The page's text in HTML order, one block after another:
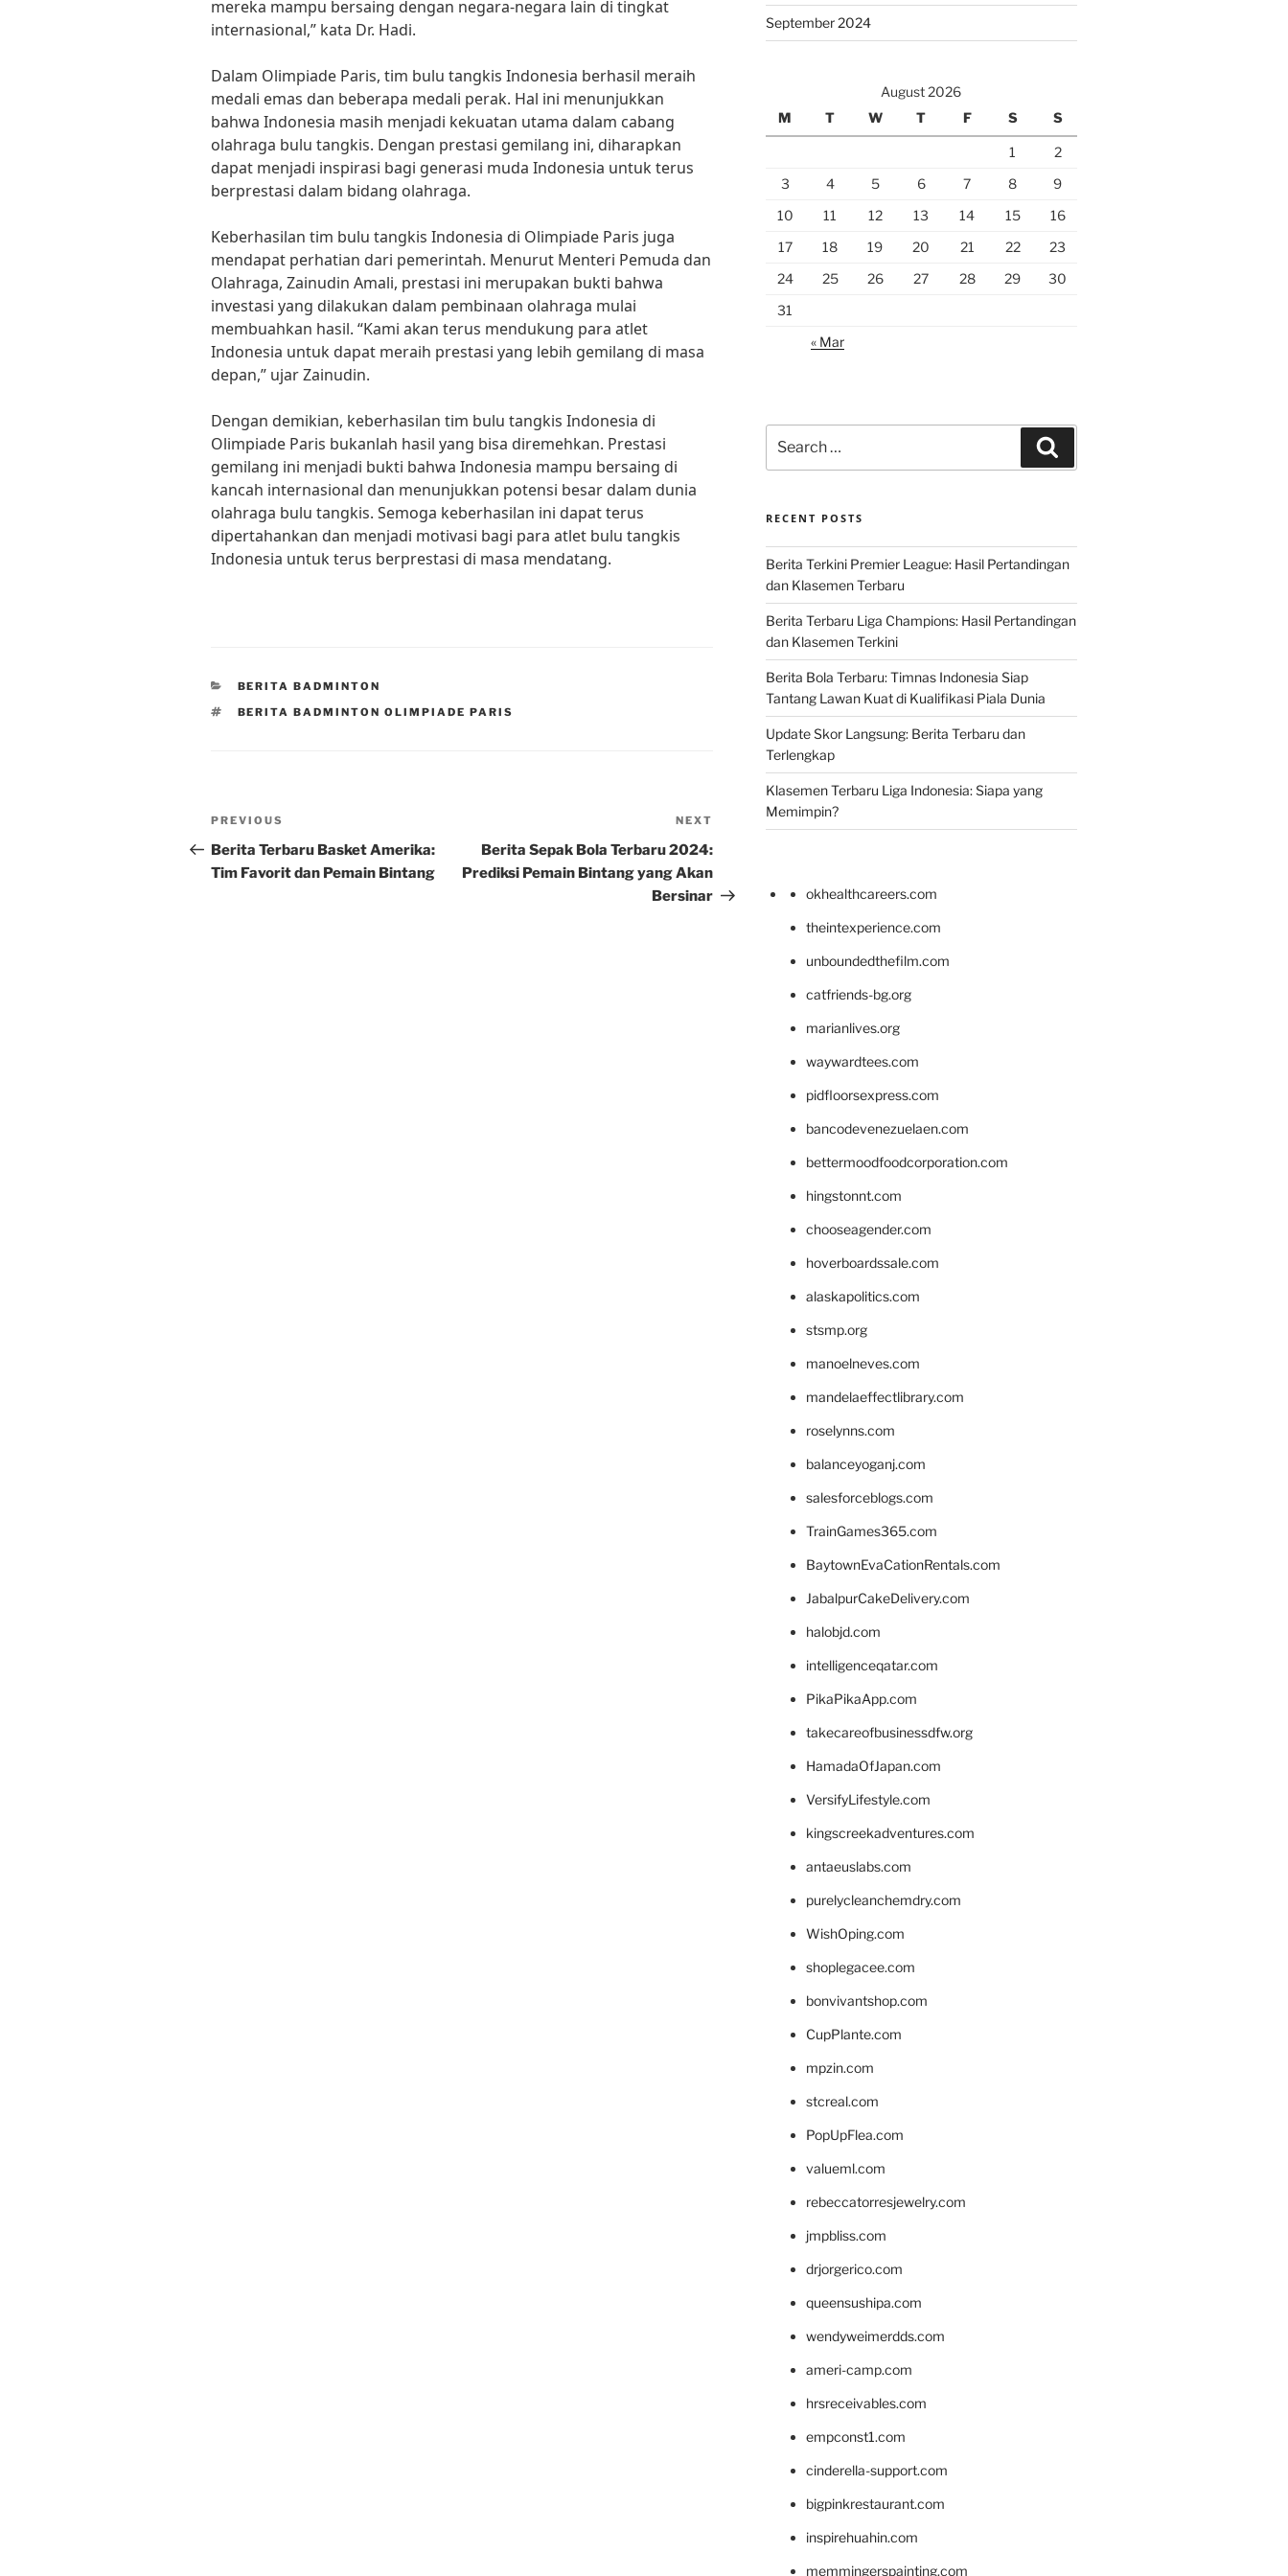
mereka mampu bersaing dengan negara-negara lain di tingkat
internasional,” kata Dr. Hadi.
Dalam Olimpiade Paris, tim bulu tangkis Indonesia berhasil meraih
medali emas dan beberapa medali perak. Hal ini menunjukkan
bahwa Indonesia masih menjadi kekuatan utama dalam cabang
olahraga bulu tangkis. Dengan prestasi gemilang ini, diharapkan
dapat menjadi inspirasi bagi generasi muda Indonesia untuk terus
berprestasi dalam bidang olahraga.
Keberhasilan tim bulu tangkis Indonesia di Olimpiade Paris juga
mendapat perhatian dari pemerintah. Menurut Menteri Pemuda dan
Olahraga, Zainudin Amali, prestasi ini merupakan bukti bahwa
investasi yang dilakukan dalam pembinaan olahraga mulai
membuahkan hasil. “Kami akan terus mendukung para atlet
Indonesia untuk dapat meraih prestasi yang lebih gemilang di masa
depan,” ujar Zainudin.
Dengan demikian, keberhasilan tim bulu tangkis Indonesia di
Olimpiade Paris bukanlah hasil yang bisa diremehkan. Prestasi
gemilang ini menjadi bukti bahwa Indonesia mampu bersaing di
kancah internasional dan menunjukkan potensi besar dalam dunia
olahraga bulu tangkis. Semoga keberhasilan ini dapat terus
dipertahankan dan menjadi motivasi bagi para atlet bulu tangkis
Indonesia untuk terus berprestasi di masa mendatang.
CATEGORIES
BERITA BADMINTON
TAGS
BERITA BADMINTON OLIMPIADE PARIS
Post
navigation
Previous
Post
PREVIOUS
Berita Terbaru Basket Amerika:
Tim Favorit dan Pemain Bintang
Post
NEXT
Berita Sepak Bola Terbaru 2024:
Prediksi Pemain Bintang yang Akan
Bersinar
September 2024
August 2026
M
T W T F S S
1
2
3
4 5 6 7 8
9
10
11 12 13 14 15
16
17
18 19 20 21 22
23
24
25 26 27 28 29
30
31
« Mar
for:
RECENT POSTS
Berita Terkini Premier League: Hasil Pertandingan
dan Klasemen Terbaru
Berita Terbaru Liga Champions: Hasil Pertandingan
dan Klasemen Terkini
Berita Bola Terbaru: Timnas Indonesia Siap
Tantang Lawan Kuat di Kualifikasi Piala Dunia
Update Skor Langsung: Berita Terbaru dan
Terlengkap
Klasemen Terbaru Liga Indonesia: Siapa yang
Memimpin?
okhealthcareers.com
theintexperience.com
unboundedthefilm.com
catfriends-bg.org
marianlives.org
waywardtees.com
pidfloorsexpress.com
bancodevenezuelaen.com
bettermoodfoodcorporation.com
hingstonnt.com
chooseagender.com
hoverboardssale.com
alaskapolitics.com
stsmp.org
manoelneves.com
mandelaeffectlibrary.com
roselynns.com
balanceyoganj.com
salesforceblogs.com
TrainGames365.com
BaytownEvaCationRentals.com
JabalpurCakeDelivery.com
halobjd.com
intelligenceqatar.com
PikaPikaApp.com
takecareofbusinessdfw.org
HamadaOfJapan.com
VersifyLifestyle.com
kingscreekadventures.com
antaeuslabs.com
purelycleanchemdry.com
WishOping.com
shoplegacee.com
bonvivantshop.com
CupPlante.com
mpzin.com
stcreal.com
PopUpFlea.com
valueml.com
rebeccatorresjewelry.com
jmpbliss.com
drjorgerico.com
queensushipa.com
wendyweimerdds.com
ameri-camp.com
hrsreceivables.com
empconst1.com
cinderella-support.com
bigpinkrestaurant.com
inspirehuahin.com
memmingerspainting.com